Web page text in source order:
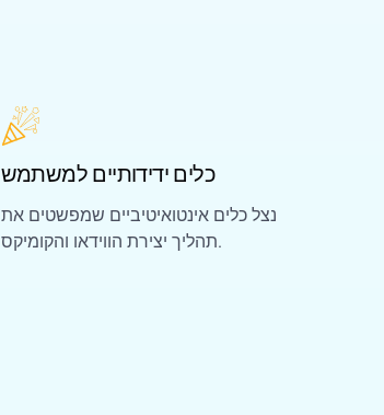
כלים ידידותיים למשתמש
נצל כלים אינטואיטיביים שמפשטים את
תהליך יצירת הווידאו והקומיקס.